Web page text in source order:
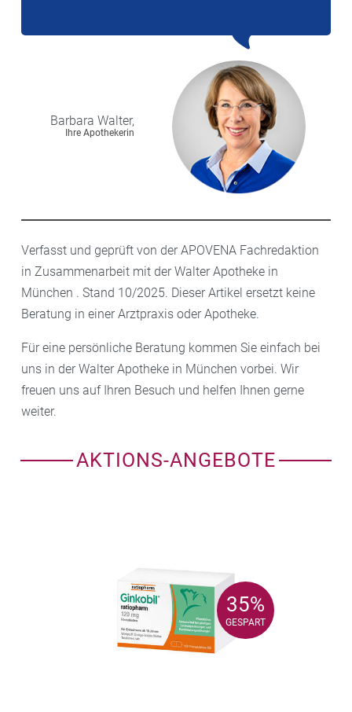
Barbara Walter,
Ihre Apothekerin
Verfasst und geprüft von der APOVENA Fachredaktion
in Zusammenarbeit mit der Walter Apotheke in
München . Stand 10/2025. Dieser Artikel ersetzt keine
Beratung in einer Arztpraxis oder Apotheke.
Für eine persönliche Beratung kommen Sie einfach bei
uns in der Walter Apotheke in München vorbei. Wir
freuen uns auf Ihren Besuch und helfen Ihnen gerne
weiter.
AKTIONS-ANGEBOTE
35%
GESPART
35%
GESPART